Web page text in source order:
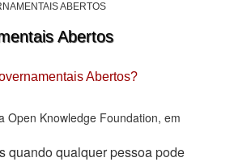
Abertos
ABERTOS
Abertos
Abertos?
Open Knowledge Foundation, em
quando qualquer pessoa pode